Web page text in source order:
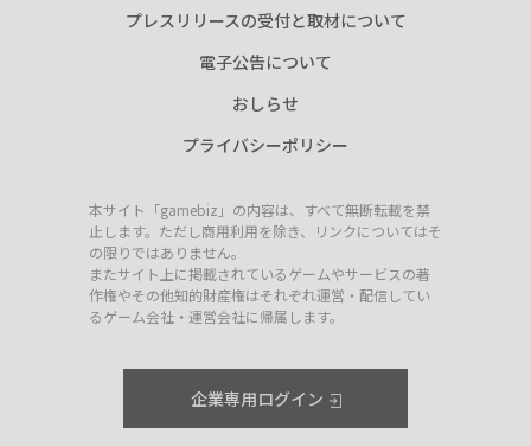
プレスリリースの受付と取材について
電子公告について
おしらせ
プライバシーポリシー
本サイト「gamebiz」の内容は、すべて無断転載を禁
止します。ただし商用利用を除き、リンクについてはそ
の限りではありません。
またサイト上に掲載されているゲームやサービスの著
作権やその他知的財産権はそれぞれ運営・配信してい
るゲーム会社・運営会社に帰属します。
企業専用ログイン